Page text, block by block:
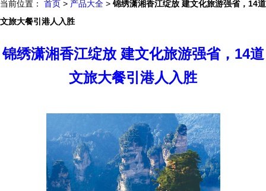
当前位置： 首页 > 产品大全 > 锦绣潇湘香江绽放 建文化旅游强省，14道
文旅大餐引港人入胜
锦绣潇湘香江绽放 建文化旅游强省，14道
文旅大餐引港人入胜